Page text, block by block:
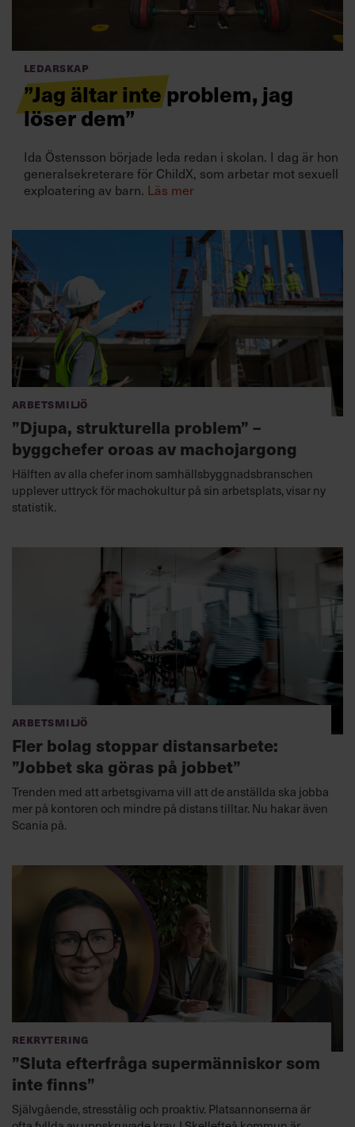
Logga in
Prenumerera
Villkor och policy för
personuppgiftsbehandling
Sök
efter:
Ledarskap
”Jag ältar inte problem, jag
löser dem”
Ida Östensson började leda redan i skolan. I dag är hon
generalsekreterare för ChildX, som arbetar mot sexuell
exploatering av barn. Läs mer
Arbetsmiljö
”Djupa, strukturella problem” –
byggchefer oroas av machojargong
Hälften av alla chefer inom samhällsbyggnadsbranschen
upplever uttryck för machokultur på sin arbetsplats, visar ny
statistik.
Arbetsmiljö
Fler bolag stoppar distansarbete:
”Jobbet ska göras på jobbet”
Trenden med att arbetsgivarna vill att de anställda ska jobba
mer på kontoren och mindre på distans tilltar. Nu hakar även
Scania på.
Rekrytering
”Sluta efterfråga supermänniskor som
inte finns”
Självgående, stresstålig och proaktiv. Platsannonserna är